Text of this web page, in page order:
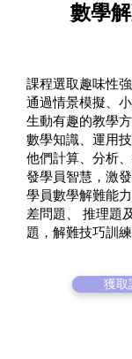
課程選取趣味性
通過情景模擬、
生動有趣的教學
數學知識、運用
他們計算、分析
發學員智慧，激
學員數學解難能
差問題、 推理題
題，解難技巧訓練
獲取
數學